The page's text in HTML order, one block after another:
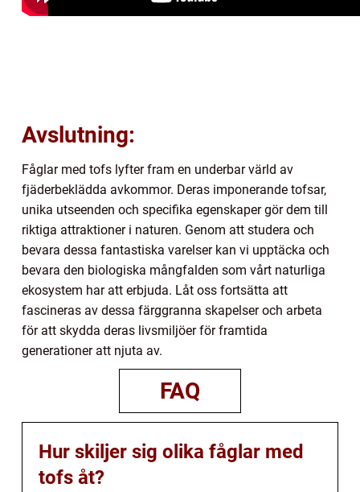
Avslutning:
Fåglar med tofs lyfter fram en underbar värld av
fjäderbeklädda avkommor. Deras imponerande tofsar,
unika utseenden och specifika egenskaper gör dem till
riktiga attraktioner i naturen. Genom att studera och
bevara dessa fantastiska varelser kan vi upptäcka och
bevara den biologiska mångfalden som vårt naturliga
ekosystem har att erbjuda. Låt oss fortsätta att
fascineras av dessa färggranna skapelser och arbeta
för att skydda deras livsmiljöer för framtida
generationer att njuta av.
FAQ
Hur skiljer sig olika fåglar med
tofs åt?